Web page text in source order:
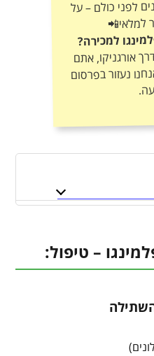
למלאי📲
למכירה?
אורגניקו, אתם
נעזור בפרסום
– טיפול: